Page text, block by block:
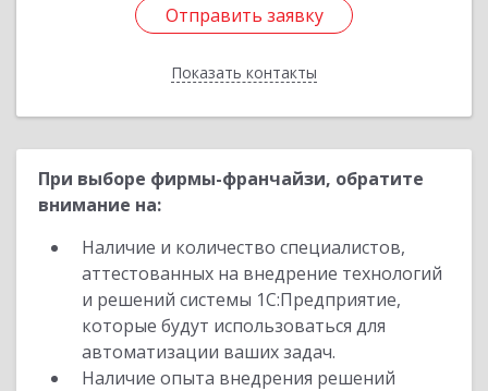
Отправить заявку
Показать контакты
Отправить заявку
Назад
При выборе фирмы-франчайзи, обратите
внимание на:
Наличие и количество специалистов,
аттестованных на внедрение технологий
и решений системы 1С:Предприятие,
которые будут использоваться для
автоматизации ваших задач.
Наличие опыта внедрения решений